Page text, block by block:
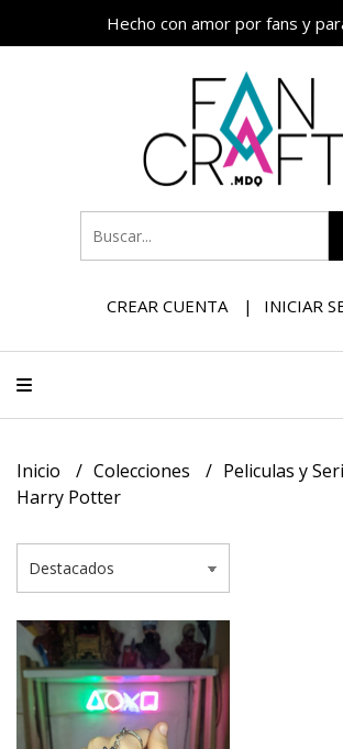
Hecho con amor por fans y
CREAR CUENTA INICIAR
Inicio Colecciones
Peliculas y
Harry Potter